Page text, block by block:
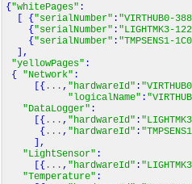
{ "whitePages" :
{ "serialNumber" : "VIRTHUB0-
{ "serialNumber" : "LIGHTMK3-
{ "serialNumber" : "TMPSENS1-
,
"yellowPages" :
{
"Network" :
{ ... , "hardwareId" :
"logicalName" :
"DataLogger" :
{ ... , "hardwareId" :
{ ... , "hardwareId" :
,
"LightSensor" :
{ ... , "hardwareId" :
"Temperature" :